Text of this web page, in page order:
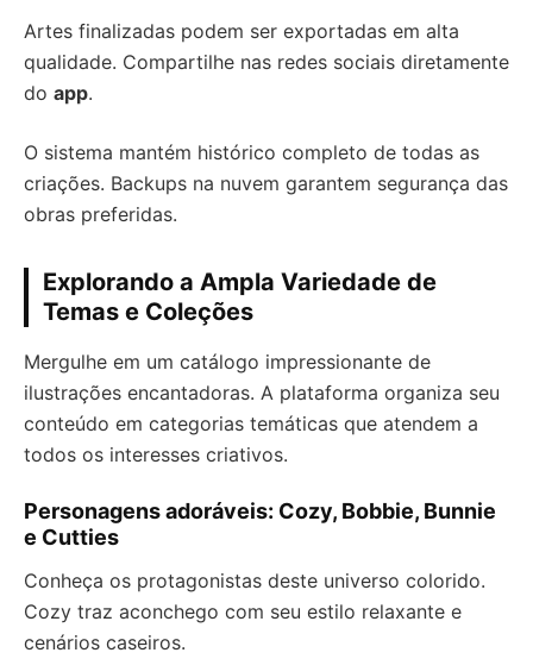
Artes finalizadas podem ser exportadas em alta
qualidade. Compartilhe nas redes sociais diretamente
do app.
O sistema mantém histórico completo de todas as
criações. Backups na nuvem garantem segurança das
obras preferidas.
Explorando a Ampla Variedade de
Temas e Coleções
Mergulhe em um catálogo impressionante de
ilustrações encantadoras. A plataforma organiza seu
conteúdo em categorias temáticas que atendem a
todos os interesses criativos.
Personagens adoráveis: Cozy, Bobbie, Bunnie
e Cutties
Conheça os protagonistas deste universo colorido.
Cozy traz aconchego com seu estilo relaxante e
cenários caseiros.